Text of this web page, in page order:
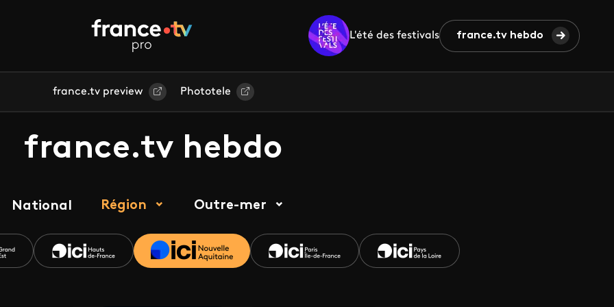
L'été des festivals france.tv hebdo
france.tv preview Phototele
france.tv hebdo
National Région Outre-mer